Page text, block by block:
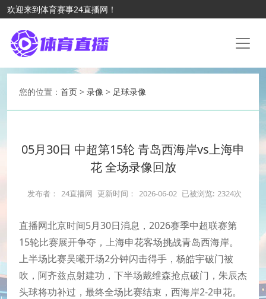
欢迎来到体育赛事24直播网！
您的位置： 首页 > 录像 > 足球录像
05月30日 中超第15轮 青岛西海岸vs上海申
花 全场录像回放
发布者： 24直播网 更新时间： 2026-06-02 已被浏览: 2324次
直播网北京时间5月30日消息，2026赛季中超联赛第
15轮比赛展开争夺，上海申花客场挑战青岛西海岸。
上半场比赛吴曦开场2分钟闪击得手，杨皓宇破门被
吹，阿齐兹点射建功，下半场戴维森抢点破门，朱辰杰
头球将功补过，最终全场比赛结束，西海岸2-2申花。